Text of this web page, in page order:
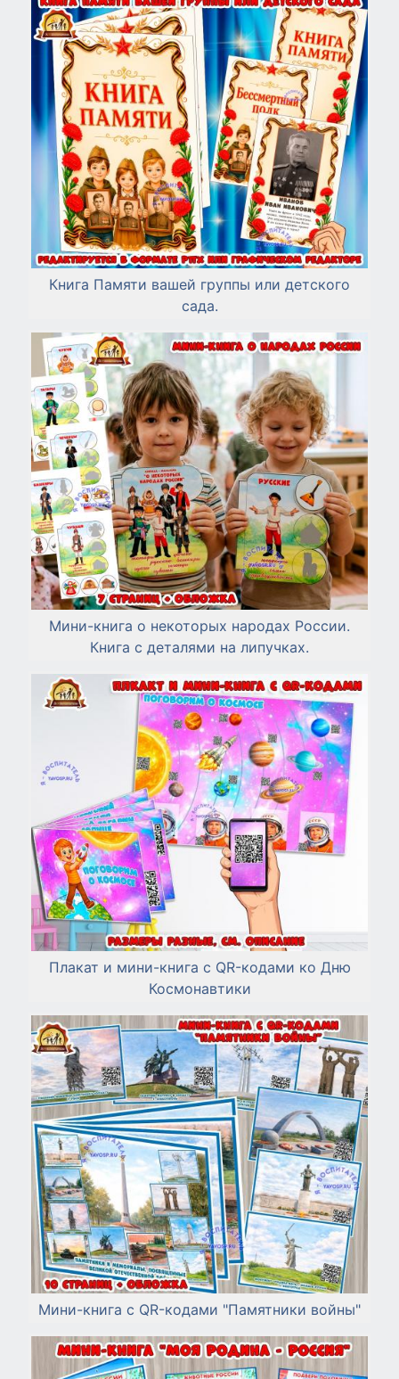
Книга Памяти вашей группы или детского
сада.
Мини-книга о некоторых народах России.
Книга с деталями на липучках.
Плакат и мини-книга с QR-кодами ко Дню
Космонавтики
Мини-книга с QR-кодами "Памятники войны"